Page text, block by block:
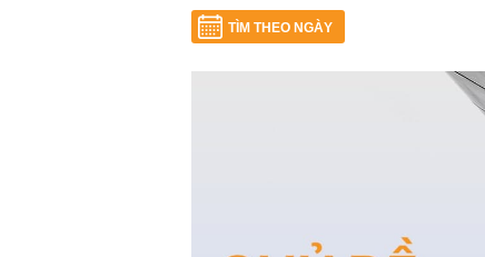
TÌM THEO NGÀY